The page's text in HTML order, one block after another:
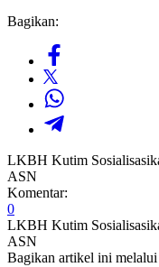
Bagikan:
LKBH Kutim
ASN
Komentar:
0
LKBH Kutim
ASN
Bagikan artikel ini melalui